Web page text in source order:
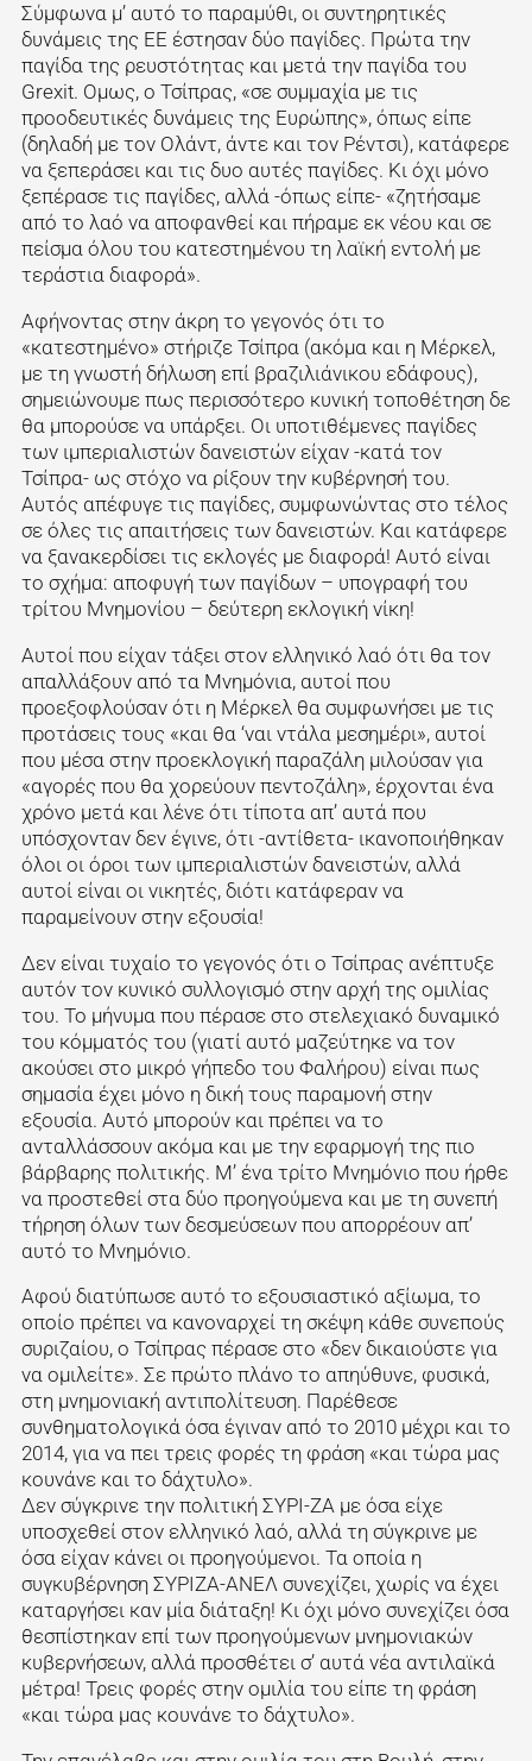
Σύμφωνα μ’ αυτό το παραμύθι, οι συντηρητικές
δυνάμεις της ΕΕ έστησαν δύο παγίδες. Πρώτα την
παγίδα της ρευστότητας και μετά την παγίδα του
Grexit. Ομως, ο Τσίπρας, «σε συμμαχία με τις
προοδευτικές δυνάμεις της Ευρώπης», όπως είπε
(δηλαδή με τον Ολάντ, άντε και τον Ρέντσι), κατάφερε
να ξεπεράσει και τις δυο αυτές παγίδες. Κι όχι μόνο
ξεπέρασε τις παγίδες, αλλά -όπως είπε- «ζητήσαμε
από το λαό να αποφανθεί και πήραμε εκ νέου και σε
πείσμα όλου του κατεστημένου τη λαϊκή εντολή με
τεράστια διαφορά».
Αφήνοντας στην άκρη το γεγονός ότι το
«κατεστημένο» στήριζε Τσίπρα (ακόμα και η Μέρκελ,
με τη γνωστή δήλωση επί βραζιλιάνικου εδάφους),
σημειώνουμε πως περισσότερο κυνική τοποθέτηση δε
θα μπορούσε να υπάρξει. Οι υποτιθέμενες παγίδες
των ιμπεριαλιστών δανειστών είχαν -κατά τον
Τσίπρα- ως στόχο να ρίξουν την κυβέρνησή του.
Αυτός απέφυγε τις παγίδες, συμφωνώντας στο τέλος
σε όλες τις απαιτήσεις των δανειστών. Και κατάφερε
να ξανακερδίσει τις εκλογές με διαφορά! Αυτό είναι
το σχήμα: αποφυγή των παγίδων – υπογραφή του
τρίτου Μνημονίου – δεύτερη εκλογική νίκη!
Αυτοί που είχαν τάξει στον ελληνικό λαό ότι θα τον
απαλλάξουν από τα Μνημόνια, αυτοί που
προεξοφλούσαν ότι η Μέρκελ θα συμφωνήσει με τις
προτάσεις τους «και θα ‘ναι ντάλα μεσημέρι», αυτοί
που μέσα στην προεκλογική παραζάλη μιλούσαν για
«αγορές που θα χορεύουν πεντοζάλη», έρχονται ένα
χρόνο μετά και λένε ότι τίποτα απ’ αυτά που
υπόσχονταν δεν έγινε, ότι -αντίθετα- ικανοποιήθηκαν
όλοι οι όροι των ιμπεριαλιστών δανειστών, αλλά
αυτοί είναι οι νικητές, διότι κατάφεραν να
παραμείνουν στην εξουσία!
Δεν είναι τυχαίο το γεγονός ότι ο Τσίπρας ανέπτυξε
αυτόν τον κυνικό συλλογισμό στην αρχή της ομιλίας
του. Το μήνυμα που πέρασε στο στελεχιακό δυναμικό
του κόμματός του (γιατί αυτό μαζεύτηκε να τον
ακούσει στο μικρό γήπεδο του Φαλήρου) είναι πως
σημασία έχει μόνο η δική τους παραμονή στην
εξουσία. Αυτό μπορούν και πρέπει να το
ανταλλάσσουν ακόμα και με την εφαρμογή της πιο
βάρβαρης πολιτικής. Μ’ ένα τρίτο Μνημόνιο που ήρθε
να προστεθεί στα δύο προηγούμενα και με τη συνεπή
τήρηση όλων των δεσμεύσεων που απορρέουν απ’
αυτό το Μνημόνιο.
Αφού διατύπωσε αυτό το εξουσιαστικό αξίωμα, το
οποίο πρέπει να κανοναρχεί τη σκέψη κάθε συνεπούς
συριζαίου, ο Τσίπρας πέρασε στο «δεν δικαιούστε για
να ομιλείτε». Σε πρώτο πλάνο το απηύθυνε, φυσικά,
στη μνημονιακή αντιπολίτευση. Παρέθεσε
συνθηματολογικά όσα έγιναν από το 2010 μέχρι και το
2014, για να πει τρεις φορές τη φράση «και τώρα μας
κουνάνε και το δάχτυλο».
Δεν σύγκρινε την πολιτική ΣΥΡΙ-ΖΑ με όσα είχε
υποσχεθεί στον ελληνικό λαό, αλλά τη σύγκρινε με
όσα είχαν κάνει οι προηγούμενοι. Τα οποία η
συγκυβέρνηση ΣΥΡΙΖΑ-ΑΝΕΛ συνεχίζει, χωρίς να έχει
καταργήσει καν μία διάταξη! Κι όχι μόνο συνεχίζει όσα
θεσπίστηκαν επί των προηγούμενων μνημονιακών
κυβερνήσεων, αλλά προσθέτει σ’ αυτά νέα αντιλαϊκά
μέτρα! Τρεις φορές στην ομιλία του είπε τη φράση
«και τώρα μας κουνάνε το δάχτυλο».